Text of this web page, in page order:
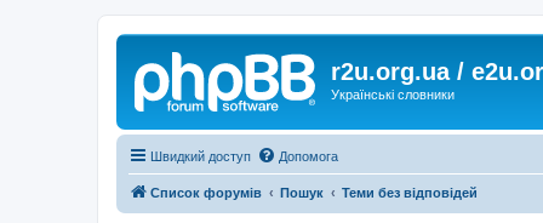
r2u.org.ua /
Українські словники
Швидкий доступ Допомога
Список форумів Пошук Теми без відповідей